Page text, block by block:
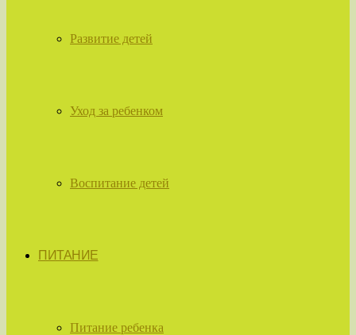
Развитие детей
Уход за ребенком
Воспитание детей
ПИТАНИЕ
Питание ребенка